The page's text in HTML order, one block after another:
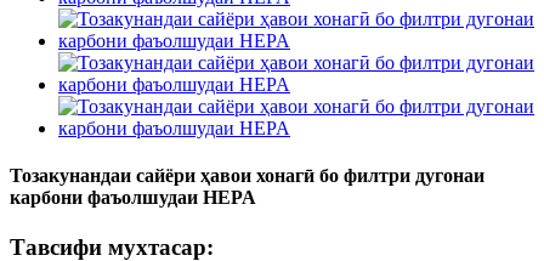
Тозакунандаи сайёри ҳавои хонагӣ бо филтри дугонаи
карбони фаъолшудаи HEPA
Тавсифи мухтасар: